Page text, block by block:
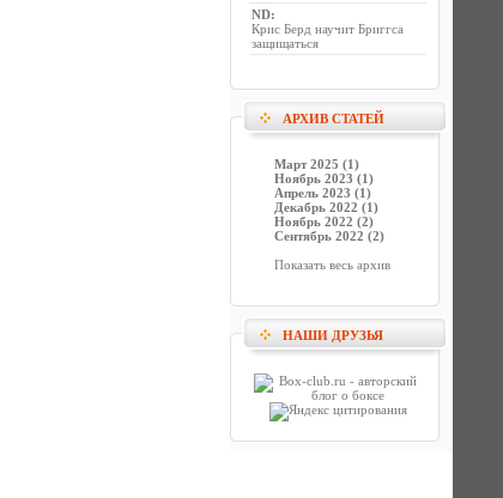
ND:
Крис Берд научит Бриггса
защищаться
АРХИВ СТАТЕЙ
Март 2025 (1)
Ноябрь 2023 (1)
Апрель 2023 (1)
Декабрь 2022 (1)
Ноябрь 2022 (2)
Сентябрь 2022 (2)
Показать весь архив
НАШИ ДРУЗЬЯ